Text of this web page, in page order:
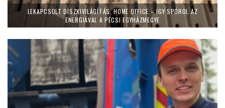
LEKAPCSOLT DÍSZKIVILÁGÍTÁS, HOME OFFICE – ÍGY SPÓROL AZ
ENERGIÁVAL A PÉCSI EGYHÁZMEGYE